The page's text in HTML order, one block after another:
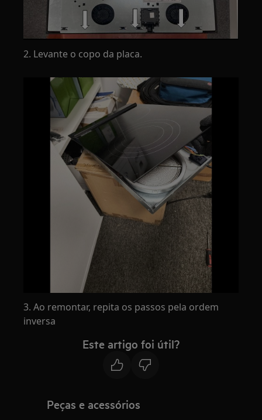
2. Levante o copo da placa.
3. Ao remontar, repita os passos pela ordem
inversa
Este artigo foi útil?
Peças e acessórios